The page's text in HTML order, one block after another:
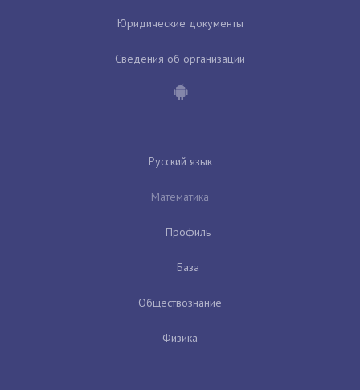
Юридические документы
Сведения об организации
Русский язык
Математика
Профиль
База
Обществознание
Физика